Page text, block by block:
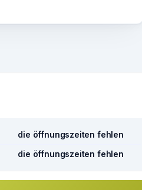
die öffnungszeiten fehlen
die öffnungszeiten fehlen